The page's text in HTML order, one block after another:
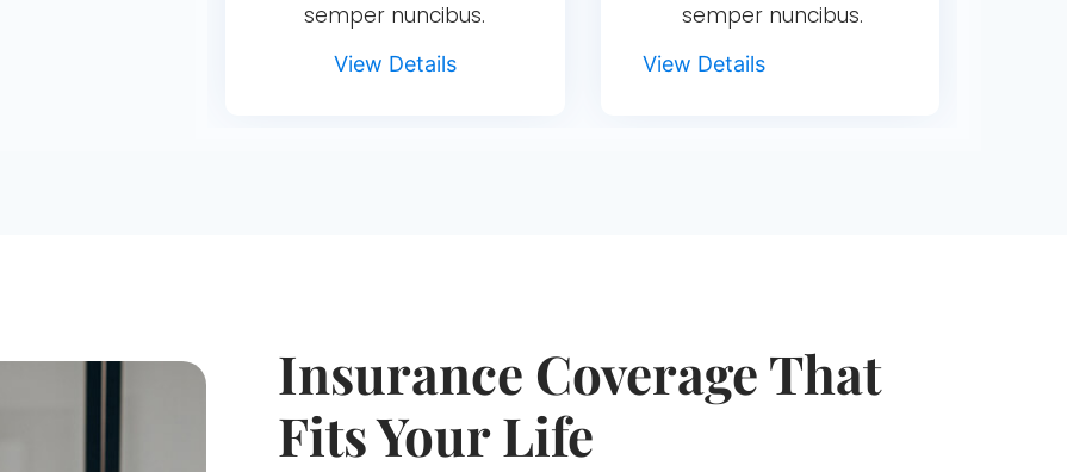
semper nuncibus.
View Details
semper nuncibus.
View Details
Insurance Coverage That
Fits Your Life